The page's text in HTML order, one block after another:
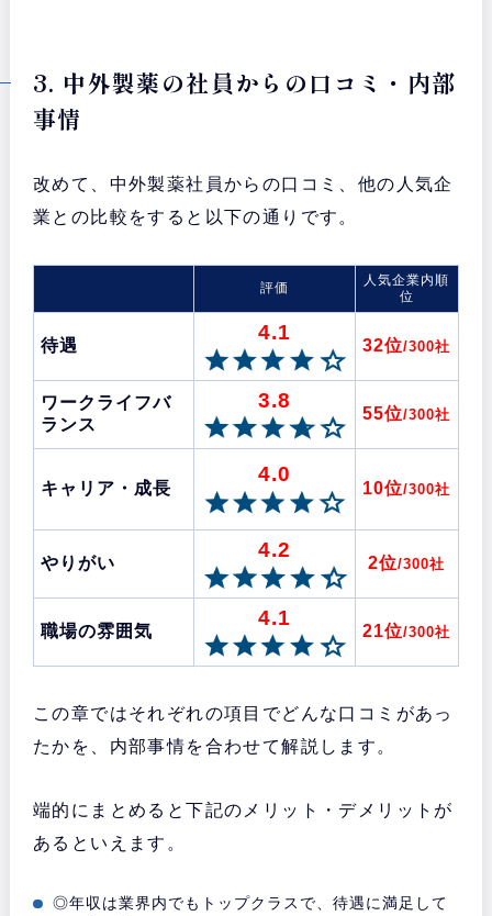
3. 中外製薬の社員からの口コミ・内部
事情
改めて、中外製薬社員からの口コミ、他の人気企
業との比較をすると以下の通りです。
評価
人気企業内順
位
待遇
4.1
32位/300社
ワークライフバ
ランス
3.8
55位/300社
キャリア・成長
4.0
10位/300社
やりがい
4.2
2位/300社
職場の雰囲気
4.1
21位/300社
この章ではそれぞれの項目でどんな口コミがあっ
たかを、内部事情を合わせて解説します。
端的にまとめると下記のメリット・デメリットが
あるといえます。
◎年収は業界内でもトップクラスで、待遇に満足して